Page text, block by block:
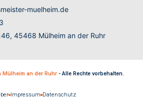
muelheim.de
45468 Mülheim an der Ruhr
an der Ruhr- Alle Rechte vorbehalten.
Impressum Datenschutz